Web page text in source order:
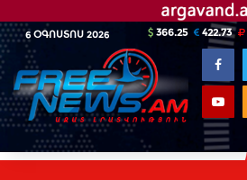
6 ՕԳՈՍՏՈՍ 2026 366.25 422.73